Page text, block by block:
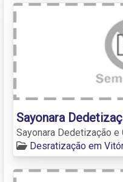
Sayonara
Sayonara Dedetização e
Desratização em